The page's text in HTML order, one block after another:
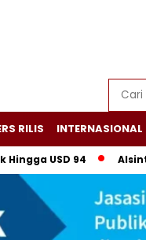
RILIS INTERNASIONAL
USD 94 Alsintan